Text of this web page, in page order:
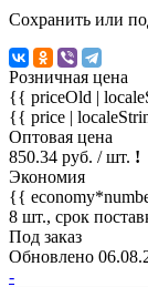
Сохранить или
Розничная цена
{{ priceOld |
{{ price |
Оптовая цена
850.34 руб. / шт. !
Экономия
{{
8 шт., срок
Под заказ
Обновлено
-